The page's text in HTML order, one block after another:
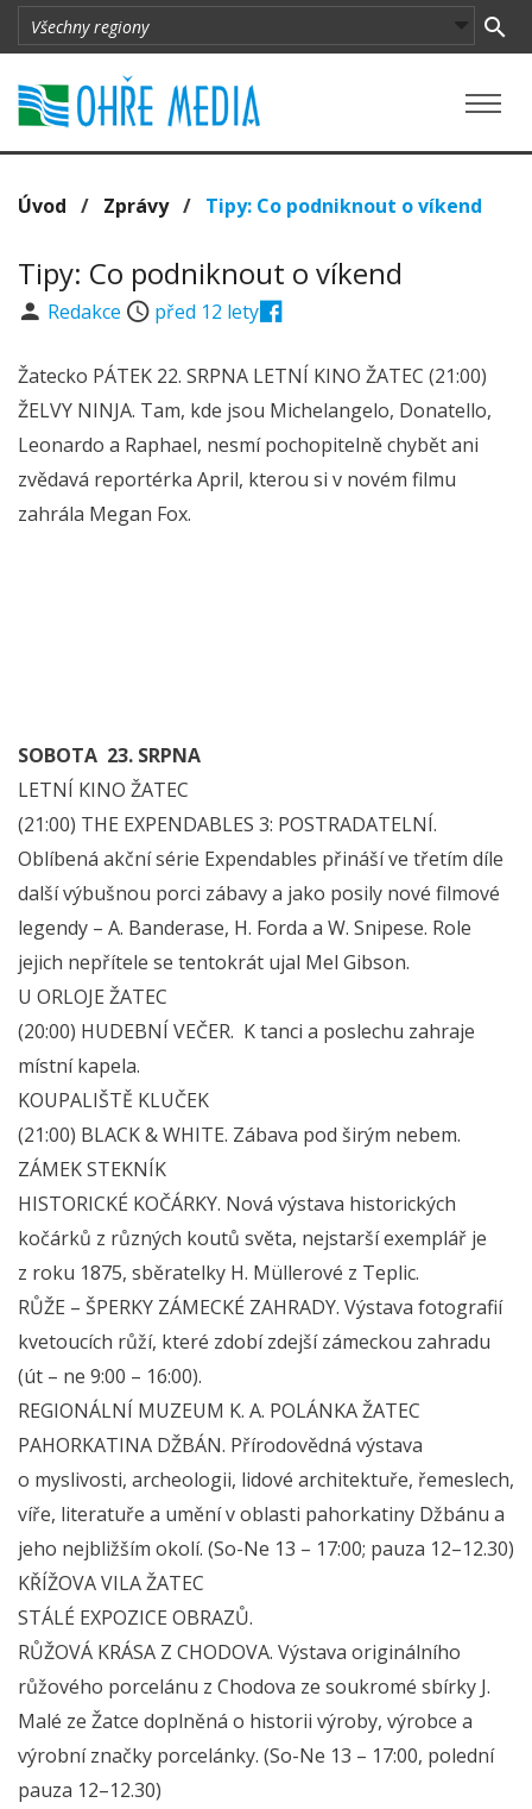
Úvod / Zprávy/ Tipy: Co podniknout o víkend
Tipy: Co podniknout o víkend
Redakce před 12 lety
Žatecko PÁTEK 22. SRPNA LETNÍ KINO ŽATEC (21:00)
ŽELVY NINJA. Tam, kde jsou Michelangelo, Donatello,
Leonardo a Raphael, nesmí pochopitelně chybět ani
zvědavá reportérka April, kterou si v novém filmu
zahrála Megan Fox.
SOBOTA 23. SRPNA
LETNÍ KINO ŽATEC
(21:00) THE EXPENDABLES 3: POSTRADATELNÍ.
Oblíbená akční série Expendables přináší ve třetím díle
další výbušnou porci zábavy a jako posily nové filmové
legendy – A. Banderase, H. Forda a W. Snipese. Role
jejich nepřítele se tentokrát ujal Mel Gibson.
U ORLOJE ŽATEC
(20:00) HUDEBNÍ VEČER. K tanci a poslechu zahraje
místní kapela.
KOUPALIŠTĚ KLUČEK
(21:00) BLACK & WHITE. Zábava pod širým nebem.
ZÁMEK STEKNÍK
HISTORICKÉ KOČÁRKY. Nová výstava historických
kočárků z různých koutů světa, nejstarší exemplář je
z roku 1875, sběratelky H. Müllerové z Teplic.
RŮŽE – ŠPERKY ZÁMECKÉ ZAHRADY. Výstava fotografií
kvetoucích růží, které zdobí zdejší zámeckou zahradu
(út – ne 9:00 – 16:00).
REGIONÁLNÍ MUZEUM K. A. POLÁNKA ŽATEC
PAHORKATINA DŽBÁN. Přírodovědná výstava
o myslivosti, archeologii, lidové architektuře, řemeslech,
víře, literatuře a umění v oblasti pahorkatiny Džbánu a
jeho nejbližším okolí. (So-Ne 13 – 17:00; pauza 12–12.30)
KŘÍŽOVA VILA ŽATEC
STÁLÉ EXPOZICE OBRAZŮ.
RŮŽOVÁ KRÁSA Z CHODOVA. Výstava originálního
růžového porcelánu z Chodova ze soukromé sbírky J.
Malé ze Žatce doplněná o historii výroby, výrobce a
výrobní značky porcelánky. (So-Ne 13 – 17:00, polední
pauza 12–12.30)